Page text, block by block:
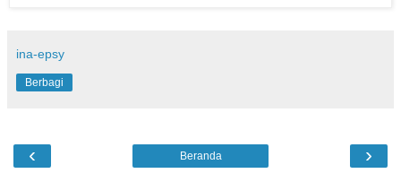
ina-epsy
Berbagi
‹ ›
Beranda